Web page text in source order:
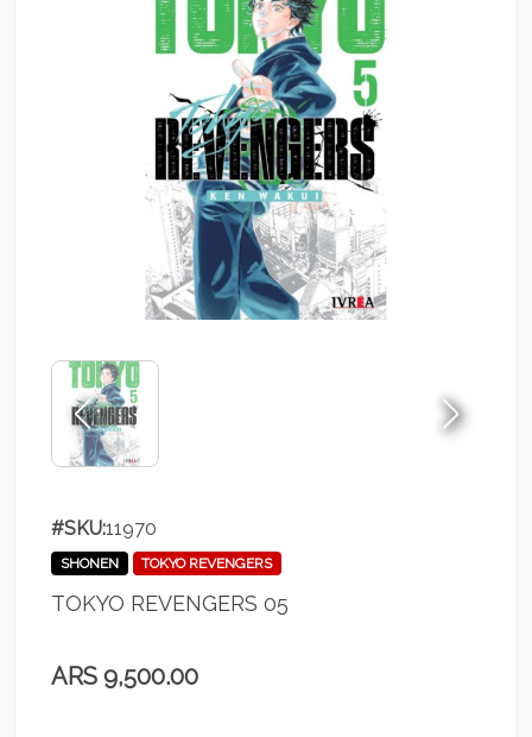
#SKU:11970
SHONEN TOKYO REVENGERS
TOKYO REVENGERS 05
ARS 9,500.00